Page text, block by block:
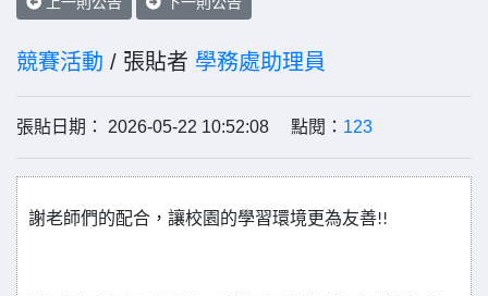
競賽活動 / 張貼者 學務處助理員
張貼日期： 2026-05-22 10:52:08 點閱： 123
謝老師們的配合，讓校園的學習環境更為友善!!